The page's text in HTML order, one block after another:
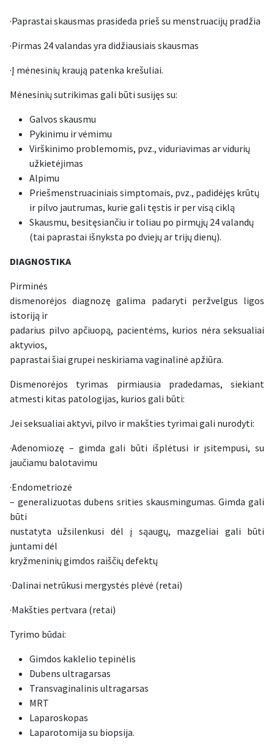
·Paprastai skausmas prasideda prieš su menstruacijų pradžia
·Pirmas 24 valandas yra didžiausiais skausmas
·Į mėnesinių kraują patenka krešuliai.
Mėnesinių sutrikimas gali būti susijęs su:
Galvos skausmu
Pykinimu ir vėmimu
Virškinimo problemomis, pvz., viduriavimas ar vidurių
užkietėjimas
Alpimu
Priešmenstruaciniais simptomais, pvz., padidėjęs krūtų
ir pilvo jautrumas, kurie gali tęstis ir per visą ciklą
Skausmu, besitęsiančiu ir toliau po pirmųjų 24 valandų
(tai paprastai išnyksta po dviejų ar trijų dienų).
DIAGNOSTIKA
Pirminės
dismenorėjos diagnozę galima padaryti peržvelgus ligos
istoriją ir
padarius pilvo apčiuopą, pacientėms, kurios nėra seksualiai
aktyvios,
paprastai šiai grupei neskiriama vaginalinė apžiūra.
Dismenorėjos tyrimas pirmiausia pradedamas, siekiant
atmesti kitas patologijas, kurios gali būti:
Jei seksualiai aktyvi, pilvo ir makšties tyrimai gali nurodyti:
·Adenomiozę – gimda gali būti išplėtusi ir įsitempusi, su
jaučiamu balotavimu
·Endometriozė
– generalizuotas dubens srities skausmingumas. Gimda gali
būti
nustatyta užsilenkusi dėl į sąaugų, mazgeliai gali būti
juntami dėl
kryžmeninių gimdos raiščių defektų
·Dalinai netrūkusi mergystės plėvė (retai)
·Makšties pertvara (retai)
Tyrimo būdai:
Gimdos kaklelio tepinėlis
Dubens ultragarsas
Transvaginalinis ultragarsas
MRT
Laparoskopas
Laparotomija su biopsija.